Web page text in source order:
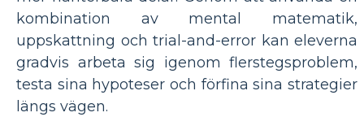
kombination av mental matematik,
uppskattning och trial-and-error kan eleverna
gradvis arbeta sig igenom flerstegsproblem,
testa sina hypoteser och förfina sina strategier
längs vägen.